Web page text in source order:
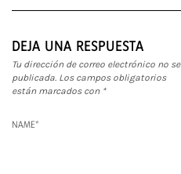
DEJA UNA RESPUESTA
Tu dirección de correo electrónico no
publicada. Los campos obligatorios
están marcados con *
NAME*